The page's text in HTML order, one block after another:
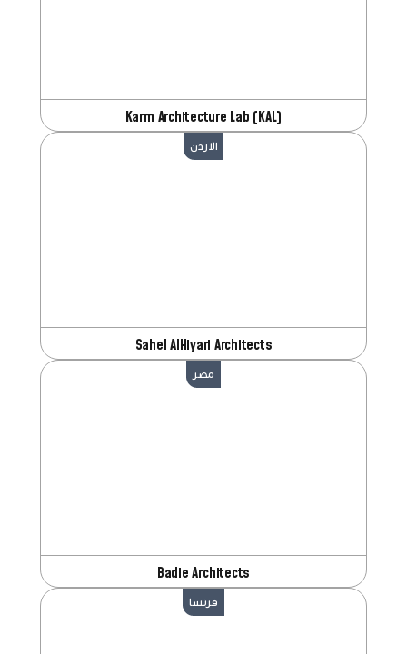
Karm Architecture Lab (KAL)
Sahel AlHiyari Architects
الاردن
Badie Architects
مصر
فرنسا